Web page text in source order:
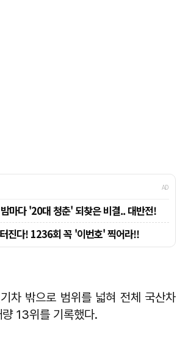
차 밖으로 범위를 넓혀 전체 국산차
13위를 기록했다.